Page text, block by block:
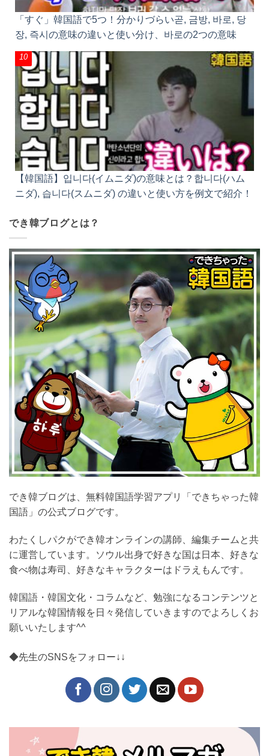
【韓国語】입니다(イムニダ)の意味とは？합니다(ハム
ニダ), 습니다(スムニダ) の違いと使い方を例文で紹
介！
でき韓ブログとは？
でき韓ブログは、無料韓国語学習アプリ「できちゃった
韓国語」の公式ブログです。
わたくしパクができ韓オンラインの講師、編集チームと
きな食べ物は寿司、好きなキャラクターはドラえもんで
す。
韓国語・韓国文化・コラムなど、勉強になるコンテンツ
とリアルな韓国情報を日々発信していきますのでよろし
くお願いいたします^^
◆先生のSNSをフォロー↓↓